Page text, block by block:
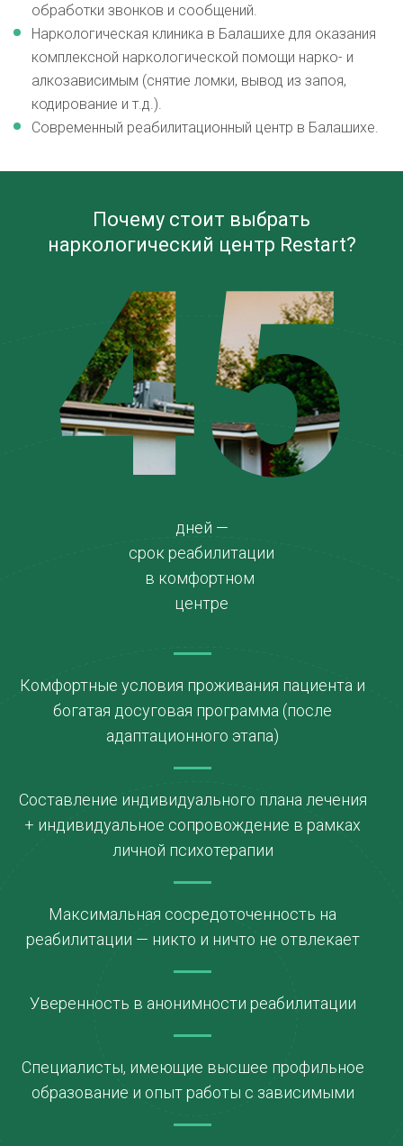
обработки звонков и сообщений.
Наркологическая клиника в Балашихе для оказания
комплексной наркологической помощи нарко- и
алкозависимым (снятие ломки, вывод из запоя,
кодирование и т.д.).
Современный реабилитационный центр в Балашихе.
Почему стоит выбрать
наркологический центр Restart?
45
дней —
срок реабилитации
в комфортном
центре
Комфортные условия проживания пациента и
богатая досуговая программа (после
адаптационного этапа)
Составление индивидуального плана лечения
+ индивидуальное сопровождение в рамках
личной психотерапии
Максимальная сосредоточенность на
реабилитации — никто и ничто не отвлекает
Уверенность в анонимности реабилитации
Специалисты, имеющие высшее профильное
образование и опыт работы с зависимыми